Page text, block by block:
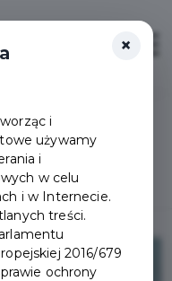
dot.
uchwalenia
×
i
używamy
i
w celu
i w Internecie.
treści.
2016/679
ochrony